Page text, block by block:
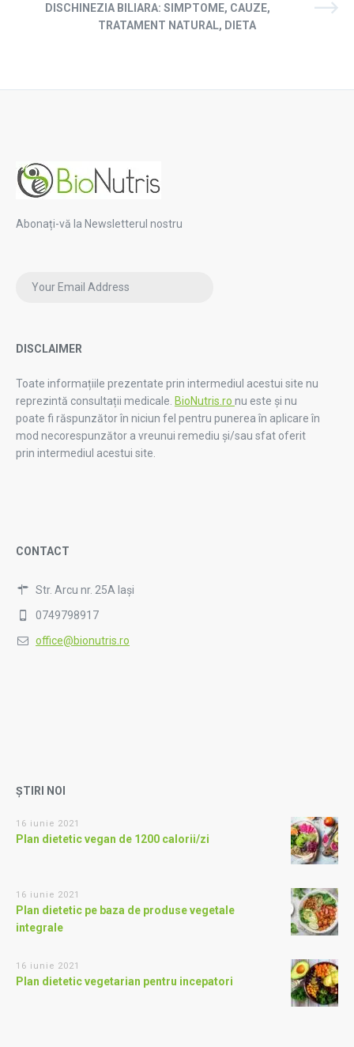
DISCHINEZIA BILIARA: SIMPTOME, CAUZE,
TRATAMENT NATURAL, DIETA
Abonați-vă la Newsletterul nostru
DISCLAIMER
Toate informațiile prezentate prin intermediul acestui site nu
reprezintă consultații medicale. BioNutris.ro nu este și nu
poate fi răspunzător în niciun fel pentru punerea în aplicare în
mod necorespunzător a vreunui remediu și/sau sfat oferit
prin intermediul acestui site.
CONTACT
Str. Arcu nr. 25A Iași
0749798917
office@bionutris.ro
ȘTIRI NOI
16 iunie 2021
Plan dietetic vegan de 1200 calorii/zi
16 iunie 2021
Plan dietetic pe baza de produse vegetale
integrale
16 iunie 2021
Plan dietetic vegetarian pentru incepatori